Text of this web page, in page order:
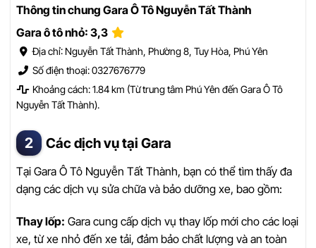
Thông tin chung Gara Ô Tô Nguyễn Tất Thành
Gara ô tô nhỏ: 3,3
Địa chỉ: Nguyễn Tất Thành, Phường 8, Tuy Hòa, Phú Yên
Số điện thoại: 0327676779
Khoảng cách: 1.84 km (Từ trung tâm Phú Yên đến Gara Ô Tô
Nguyễn Tất Thành).
Các dịch vụ tại Gara
Tại Gara Ô Tô Nguyễn Tất Thành, bạn có thể tìm thấy đa
dạng các dịch vụ sửa chữa và bảo dưỡng xe, bao gồm:
Thay lốp: Gara cung cấp dịch vụ thay lốp mới cho các loại
xe, từ xe nhỏ đến xe tải, đảm bảo chất lượng và an toàn